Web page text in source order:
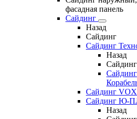
фасадная панель
Сайдинг
Назад
Сайдинг
Сайдинг
Назад
Сайдинг
Сайдинг Ю-
Назад